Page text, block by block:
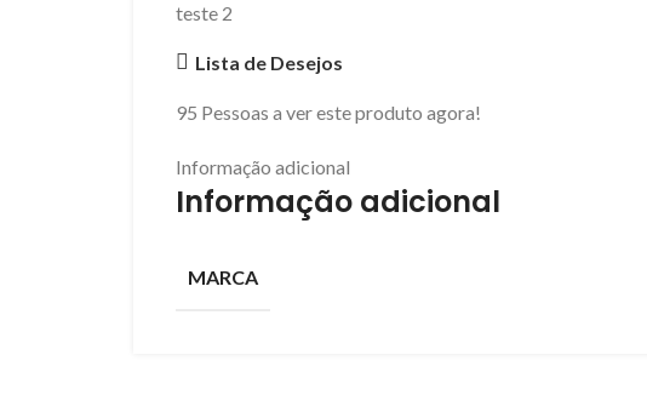
teste 2
Lista de Desejos
95 Pessoas a ver este produto agora!
Informação adicional
Informação adicional
MARCA